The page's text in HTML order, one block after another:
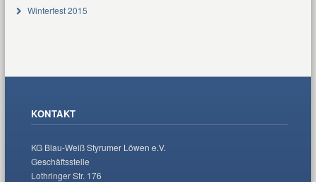
Winterfest 2015
KONTAKT
KG Blau-Weiß Styrumer Löwen e.V.
Geschäftsstelle
Lothringer Str. 176